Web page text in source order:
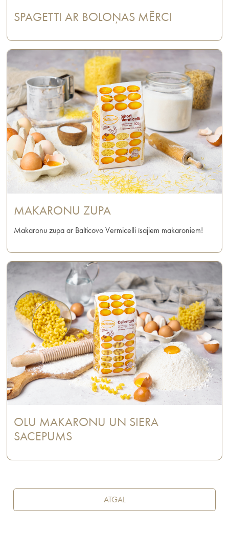
SPAGETTI AR BOLOŅAS MĒRCI
MAKARONU ZUPA
Makaronu zupa ar Balticovo Vermicelli īsajiem makaroniem!
OLU MAKARONU UN SIERA
SACEPUMS
ATGAL